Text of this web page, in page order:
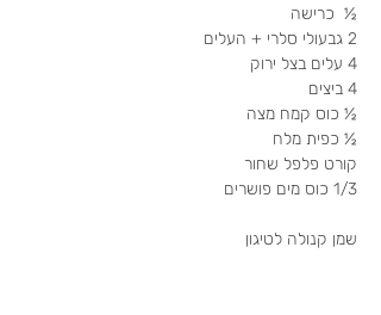
½  כרישה
2 גבעולי סלרי + העלים
4 עלים בצל ירוק
4 ביצים
½ כוס קמח מצה
½ כפית מלח
קורט פלפל שחור
1/3 כוס מים פושרים
שמן קנולה לטיגון